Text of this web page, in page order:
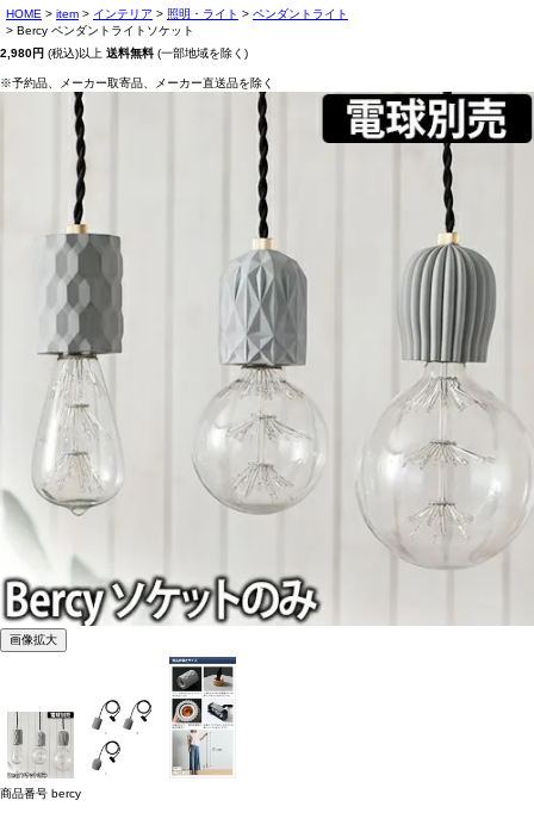
HOME item インテリア 照明・ライト
ペンダントライト
Bercy ペンダントライトソケット
2,980円 (税込)以上 送料無料 (一部地域を除く)
※予約品、メーカー取寄品、メーカー直送品を除く
画像拡大
商品番号 bercy